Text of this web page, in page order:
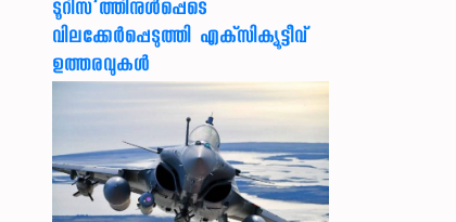
ടൂറിസ’ത്തിനുള്‍പ്പെടെ
വിലക്കേര്‍പ്പെടുത്തി എക്‌സിക്യൂട്ടീവ്
ഉത്തരവുകള്‍